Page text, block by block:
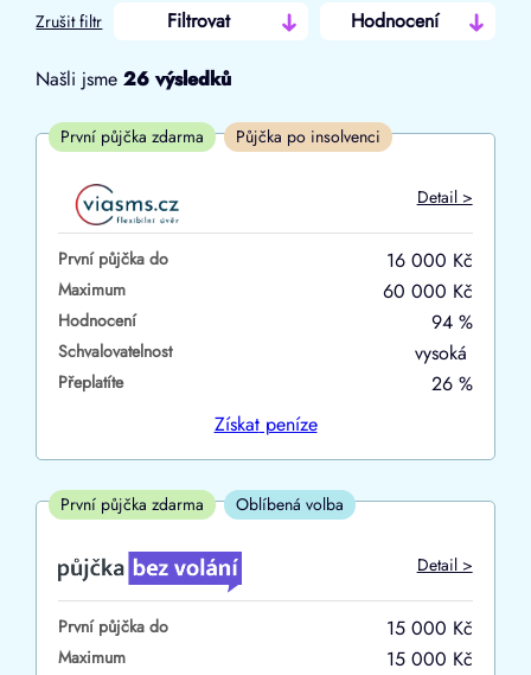
Zrušit filtr Filtrovat Hodnocení
Od
První půjčka zdarma
–
ano
ne
ano
ne
V exekuci
ano
ne
Našli jsme26 výsledků
První půjčka zdarma Půjčka po insolvenci
Detail >
První půjčka do 16 000 Kč
Maximum 60 000 Kč
Hodnocení 94 %
Schvalovatelnost vysoká
Přeplatíte
26 %
Získatpeníze
První půjčka zdarma Oblíbená volba
Detail >
První půjčka do 15 000 Kč
Maximum 15 000 Kč